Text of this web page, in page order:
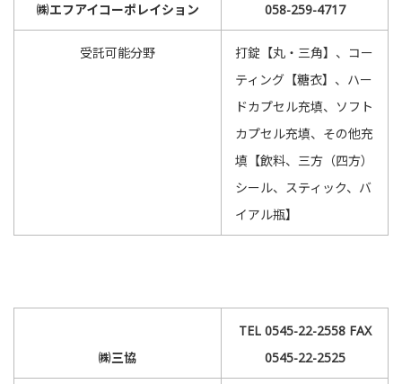
㈱エフアイコーポレイション
058-259-4717
受託可能分野
打錠【丸・三角】、コー
ティング【糖衣】、ハー
ドカプセル充填、ソフト
カプセル充填、その他充
填【飲料、三方（四方）
シール、スティック、バ
イアル瓶】
㈱三協
TEL 0545-22-2558 FAX
0545-22-2525